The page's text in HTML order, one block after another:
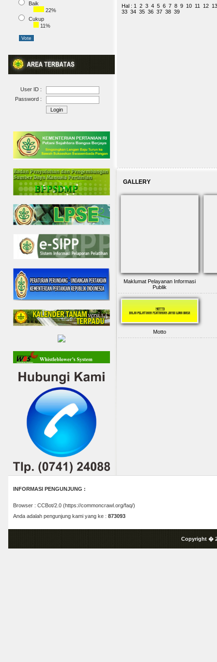
Baik
22%
Cukup
11%
User ID :
Password :
Hal : 1 2 3 4 5 6 7 8 9 10 11 12 13
33 34 35 36 37 38 39
GALLERY
Maklumat Pelayanan Informasi
Publik
Motto
INFORMASI PENGUNJUNG :
Browser : CCBot/2.0 (https://commoncrawl.org/faq/)
Anda adalah pengunjung kami yang ke : 873093
Copyright �